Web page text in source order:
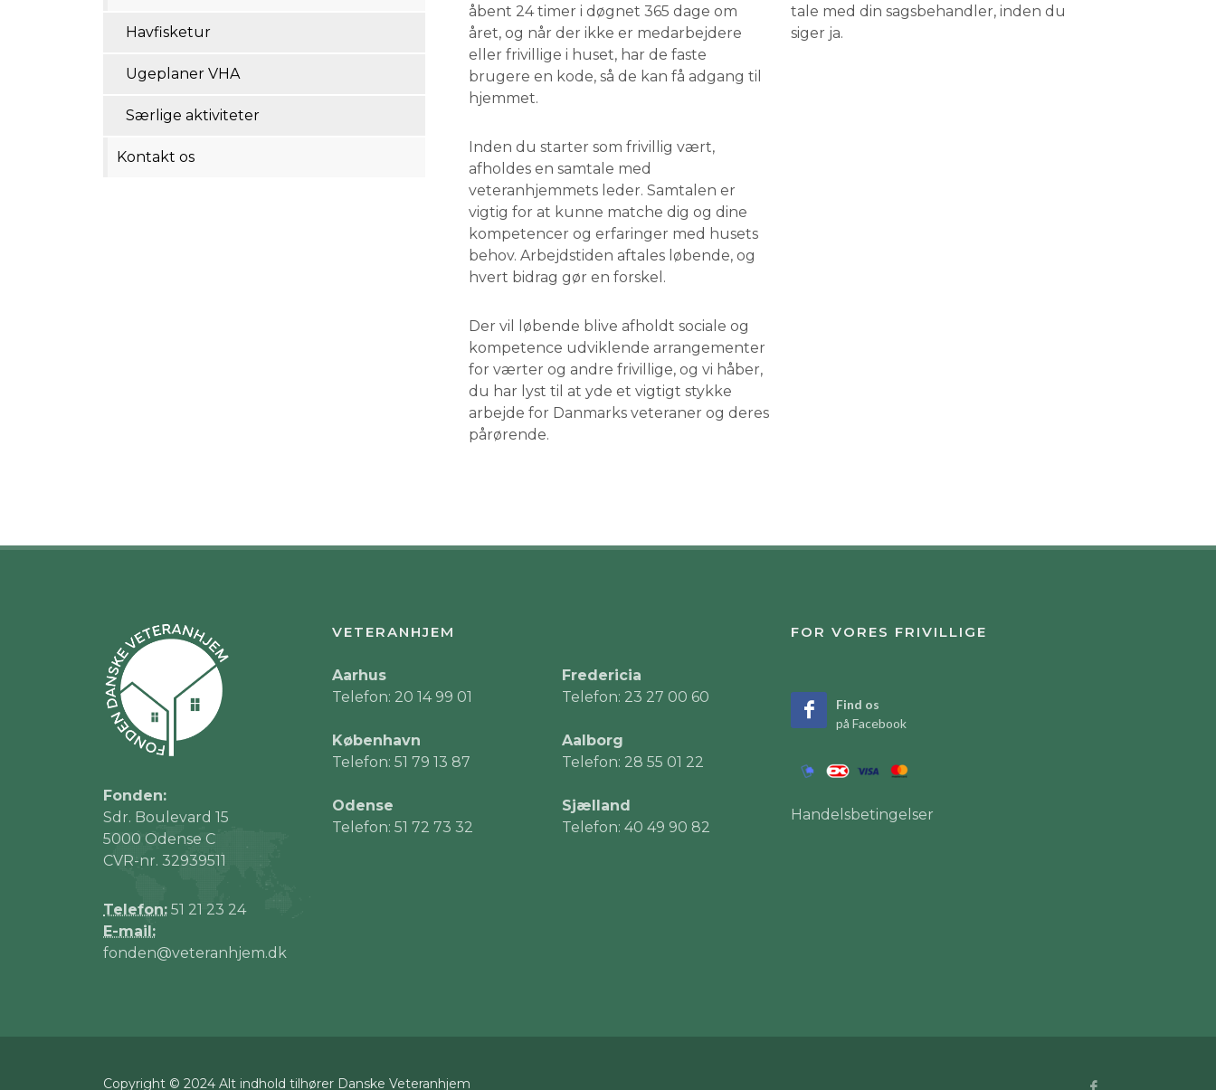
Havfisketur
Ugeplaner VHA
Særlige aktiviteter
Kontakt os
åbent 24 timer i døgnet 365 dage om
året, og når der ikke er medarbejdere
eller frivillige i huset, har de faste
brugere en kode, så de kan få adgang til
hjemmet.
Inden du starter som frivillig vært,
afholdes en samtale med
veteranhjemmets leder. Samtalen er
vigtig for at kunne matche dig og dine
kompetencer og erfaringer med husets
behov. Arbejdstiden aftales løbende, og
hvert bidrag gør en forskel.
Der vil løbende blive afholdt sociale og
kompetence udviklende arrangementer
for værter og andre frivillige, og vi håber,
du har lyst til at yde et vigtigt stykke
arbejde for Danmarks veteraner og deres
pårørende.​​
tale med din sagsbehandler, inden du
siger ja.​​
Fonden:
Sdr. Boulevard 15
5000 Odense C
CVR-nr. 32939511
Telefon: 51 21 23 24
E-mail:
fonden@veteranhjem.dk
VETERANHJEM
Aarhus
Telefon: 20 14 99 01
København
Telefon: 51 79 13 87
Odense
Telefon: 51 72 73 32
Fredericia
Telefon: 23 27 00 60
Aalborg
Telefon: 28 55 01 22
Sjælland
Telefon: 40 49 90 82
FOR VORES FRIVILLIGE
Find os
på Facebook
Handelsbetingelser
Copyright © 2024 Alt indhold tilhører Danske Veteranhjem